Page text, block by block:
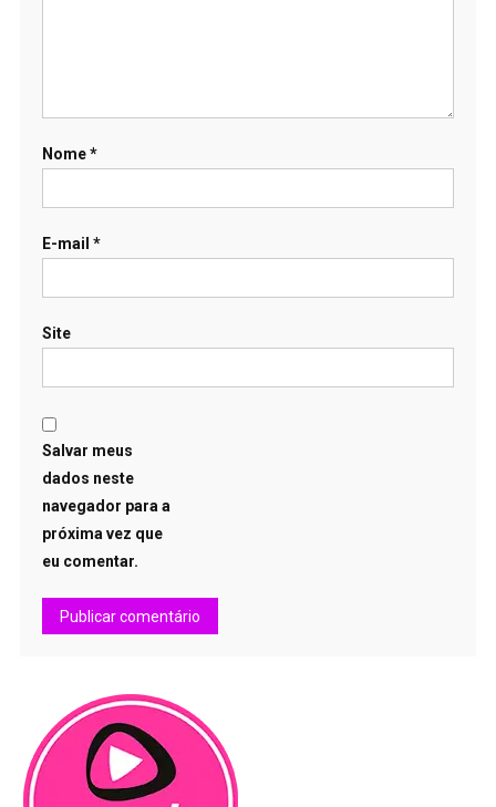
Nome*
E-mail *
Site
Salvar meus
dados neste
navegador para a
próxima vez que
eu comentar.